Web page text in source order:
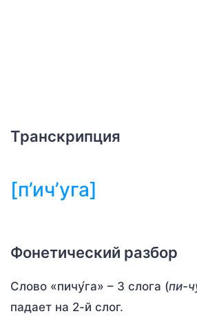
Транскрипция
[п’ич’уга]
Фонетический разбор
Слово «пичу́га» – 3 слога (пи-
падает на 2-й слог.